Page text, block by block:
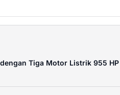
Tiga Motor Listrik 955 HP